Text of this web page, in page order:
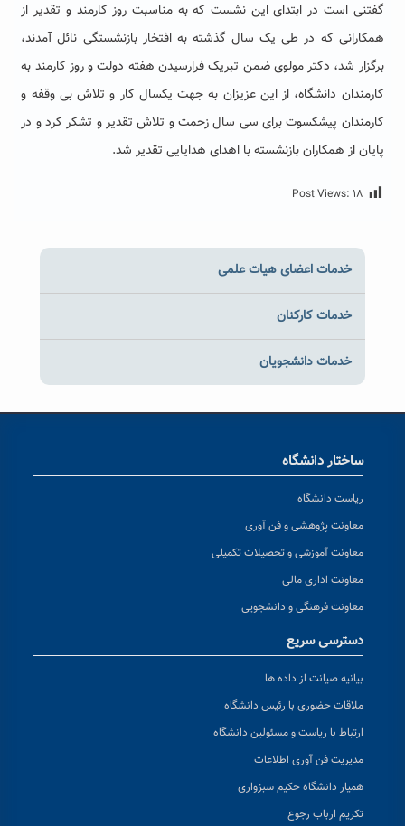
گفتنی است در ابتدای این نشست که به مناسبت روز کارمند و تقدیر از
همکارانی که در طی یک سال گذشته به افتخار بازنشستگی نائل آمدند،
برگزار شد، دکتر مولوی ضمن تبریک فرارسیدن هفته دولت و روز کارمند به
کارمندان دانشگاه، از این عزیزان به جهت یکسال کار و تلاش بی وقفه و
کارمندان پیشکسوت برای سی سال زحمت و تلاش تقدیر و تشکر کرد و در
پایان از همکاران بازنشسته با اهدای هدایایی تقدیر شد.
Post Views: ۱۸
خدمات اعضای هیات علمی
خدمات کارکنان
خدمات دانشجویان
ساختار دانشگاه
ریاست دانشگاه
معاونت پژوهشی و فن آوری
معاونت آموزشی و تحصیلات تکمیلی
معاونت اداری مالی
معاونت فرهنگی و دانشجویی
دسترسی سریع
بیانیه صیانت از داده ها
ملاقات حضوری با رئیس دانشگاه
ارتباط با ریاست و مسئولین دانشگاه
مدیریت فن آوری اطلاعات
همیار دانشگاه حکیم سبزواری
تکریم ارباب رجوع